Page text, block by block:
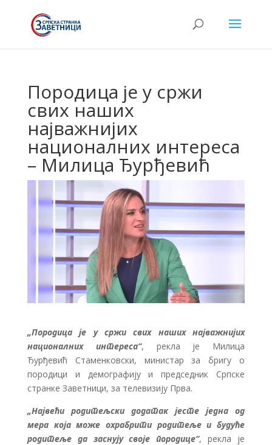
Породица је у сржи
свих наших
најважнијих
националних интереса
– Милица Ђурђевић
„Породица је у сржи свих наших најважнијих
националних интереса“, рекла је Милица
Ђурђевић Стаменковски, министар за бригу о
породици и демографију и председник Српске
странке Заветници, за телевизију Прва.
„Највећи родитељски додатак јесте једна од
мера која може охрабрити родитеље и будуће
родитеље да заснују своје породице“, рекла је